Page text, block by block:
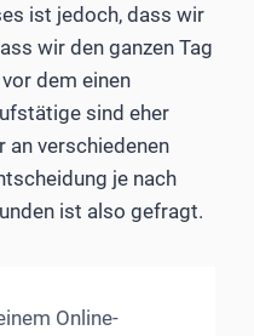
ist jedoch, dass wir
wir den ganzen Tag
dem einen
sind eher
an verschiedenen
je nach
ist also gefragt.
Online-